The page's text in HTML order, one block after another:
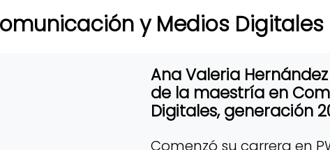
y Medios Digitales
Ana Valeria
de la maestría en
Digitales, generación
Comenzó su carrera en